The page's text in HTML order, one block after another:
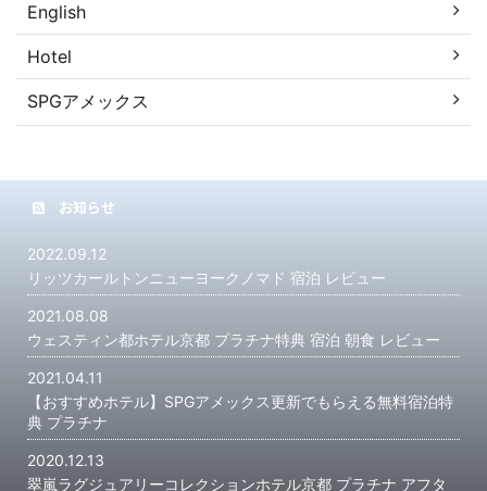
English
Hotel
SPGアメックス
お知らせ
2022.09.12
リッツカールトンニューヨークノマド 宿泊 レビュー
2021.08.08
ウェスティン都ホテル京都 プラチナ特典 宿泊 朝食 レビュー
2021.04.11
【おすすめホテル】SPGアメックス更新でもらえる無料宿泊特
典 プラチナ
2020.12.13
翠嵐ラグジュアリーコレクションホテル京都 プラチナ アフタ